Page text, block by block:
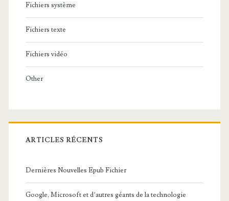
Fichiers système
Fichiers texte
Fichiers vidéo
Other
ARTICLES RÉCENTS
Dernières Nouvelles Epub Fichier
Google, Microsoft et d’autres géants de la technologie